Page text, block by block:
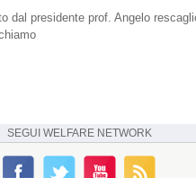
dal presidente prof. Angelo
SEGUI WELFARE NETWORK